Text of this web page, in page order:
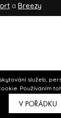
služeb,
Používáním
V POŘÁDKU
a Breezy